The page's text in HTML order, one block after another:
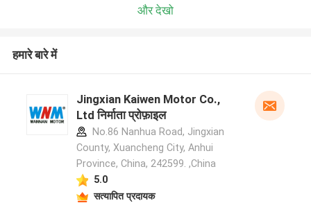
और देखो
हमारे बारे में
Jingxian Kaiwen Motor Co.,
Ltd निर्माता प्रोफ़ाइल
No.86 Nanhua Road, Jingxian
County, Xuancheng City, Anhui
Province, China, 242599. ,China
5.0
सत्यापित प्रदायक